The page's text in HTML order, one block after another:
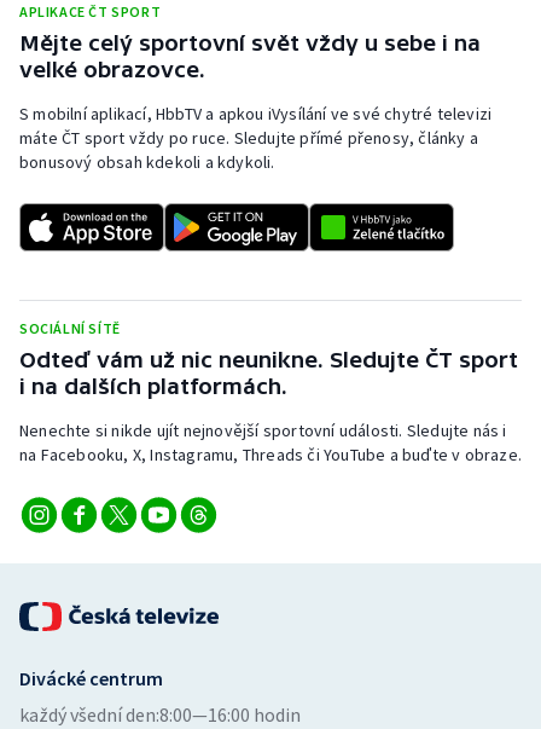
APLIKACE ČT SPORT
Mějte celý sportovní svět vždy u sebe i na
velké obrazovce.
S mobilní aplikací, HbbTV a apkou iVysílání ve své chytré televizi
máte ČT sport vždy po ruce. Sledujte přímé přenosy, články a
bonusový obsah kdekoli a kdykoli.
SOCIÁLNÍ SÍTĚ
Odteď vám už nic neunikne. Sledujte ČT sport
i na dalších platformách.
Nenechte si nikde ujít nejnovější sportovní události. Sledujte nás i
na Facebooku, X, Instagramu, Threads či YouTube a buďte v obraze.
Divácké centrum
každý všední den:8:00—16:00 hodin